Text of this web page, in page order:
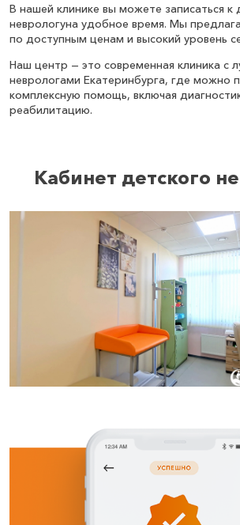
В нашей клинике вы можете записаться к
неврологуна удобное время. Мы
по доступным ценам и высокий уровень
Наш центр — это современная клиника с
неврологами Екатеринбурга, где можно
комплексную помощь, включая
реабилитацию.
Кабинет детского